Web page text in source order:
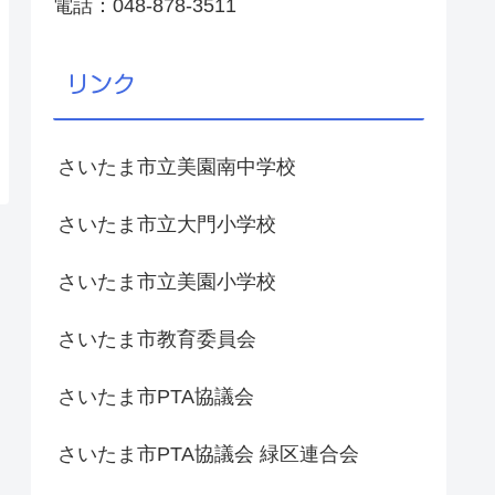
電話：048-878-3511
リンク
さいたま市立美園南中学校
さいたま市立大門小学校
さいたま市立美園小学校
さいたま市教育委員会
さいたま市PTA協議会
さいたま市PTA協議会 緑区連合会